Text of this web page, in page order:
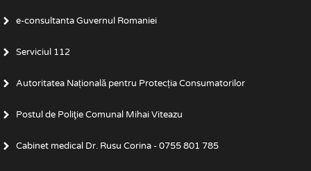
e-consultanta Guvernul Romaniei
Serviciul 112
Autoritatea Națională pentru Protecția Consumatorilor
Postul de Poliţie Comunal Mihai Viteazu
Cabinet medical Dr. Rusu Corina - 0755 801 785